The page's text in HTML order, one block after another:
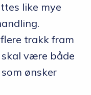
like mye
trakk fram
være både
ønsker